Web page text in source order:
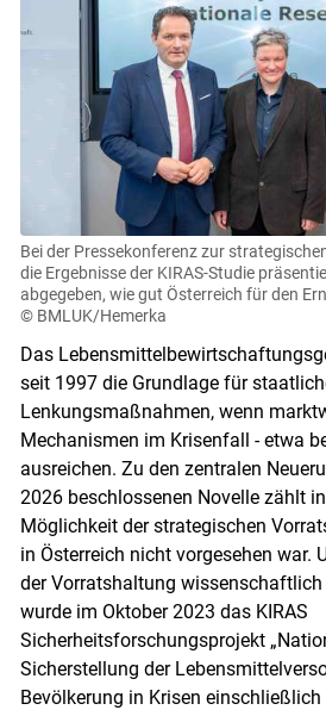
Bei der Pressekonferenz zur
die Ergebnisse der KIRAS-Studie
abgegeben, wie gut Österreich für den
© BMLUK/Hemerka
Das
seit 1997 die Grundlage für
Lenkungsmaßnahmen, wenn
Mechanismen im Krisenfall - etwa
ausreichen. Zu den zentralen
2026 beschlossenen Novelle zählt
Möglichkeit der strategischen
in Österreich nicht vorgesehen war.
der Vorratshaltung
wurde im Oktober 2023 das KIRAS
Sicherheitsforschungsprojekt
Sicherstellung der
Bevölkerung in Krisen